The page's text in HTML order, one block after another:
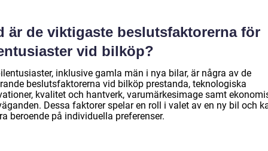
är de viktigaste beslutsfaktorerna för
vid bilköp?
inklusive gamla män i nya bilar, är några av de
beslutsfaktorerna vid bilköp prestanda, teknologiska
kvalitet och hantverk, varumärkesimage samt
Dessa faktorer spelar en roll i valet av en ny bil och
beroende på individuella preferenser.